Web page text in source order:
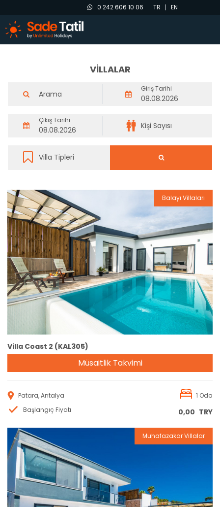
0 242 606 10 06 TR EN
VİLLALAR
Giriş Tarihi
Çıkış Tarihi
Rezervasyon
Balayı Villaları
Villa Coast 2 (KAL305)
Müsaitlik Takvimi
Patara, Antalya
1 Oda
Başlangıç Fiyatı
0,00 TRY
Rezervasyon
Muhafazakar Villalar